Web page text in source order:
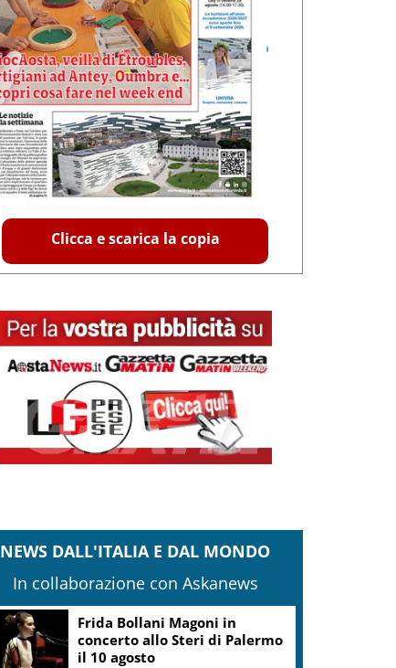
Clicca e scarica la copia
NEWS DALL'ITALIA E DAL MONDO
In collaborazione con Askanews
“Questa sera guido io”:
campagna polizia in spiagge e
locali da ballo